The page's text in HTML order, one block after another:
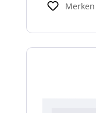
Merken